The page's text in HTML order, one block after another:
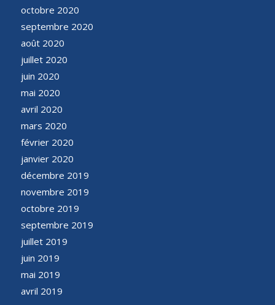
octobre 2020
septembre 2020
août 2020
juillet 2020
juin 2020
mai 2020
avril 2020
mars 2020
février 2020
janvier 2020
décembre 2019
novembre 2019
octobre 2019
septembre 2019
juillet 2019
juin 2019
mai 2019
avril 2019